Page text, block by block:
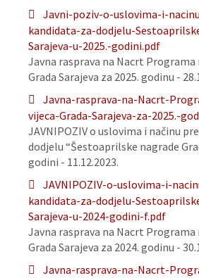
Javni-poziv-o-uslovima-i-
kandidata-za-dodjelu-
Sarajeva-u-2025.-godini.pdf
Javna rasprava na Nacrt Programa
Grada Sarajeva za 2025. godinu -
Javna-rasprava-na-Nacrt-
vijeca-Grada-Sarajeva-za-2025.-
JAVNIPOZIV o uslovima i načinu
dodjelu “Šestoaprilske nagrade
godini - 11.12.2023.
JAVNIPOZIV-o-uslovima-i-
kandidata-za-dodjelu-
Sarajeva-u-2024-godini-f.pdf
Javna rasprava na Nacrt Programa
Grada Sarajeva za 2024. godinu -
Javna-rasprava-na-Nacrt-